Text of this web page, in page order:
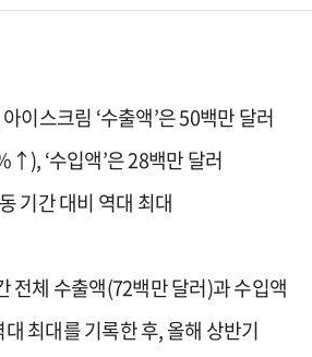
아이스크림 ‘수출액’은50백만 달러
↑), ‘수입액’은28백만 달러
동 기간대비 역대 최대
전체 수출액(72백만 달러)과수입액
대 최대를 기록한 후,올해 상반기